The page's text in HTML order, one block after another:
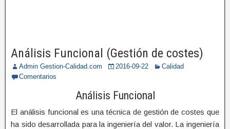
Análisis Funcional (Gestión de costes)
Admin Gestion-Calidad.com 2016-09-22
Calidad
Comentarios
Análisis Funcional
El análisis funcional es una técnica de gestión de costes que
ha sido desarrollada para la ingeniería del valor. La ingeniería